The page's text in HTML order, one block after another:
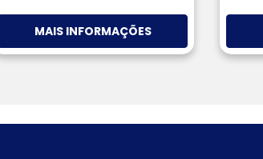
MAIS INFORMAÇÕES